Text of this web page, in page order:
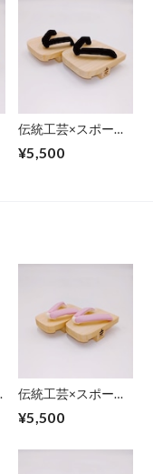
伝統工芸×スポーツ
下駄 (足半下駄) ブラ
¥5,500
伝統工芸×スポーツ
科学【京都】一本歯
下駄 (足半下駄) ピン
¥5,500